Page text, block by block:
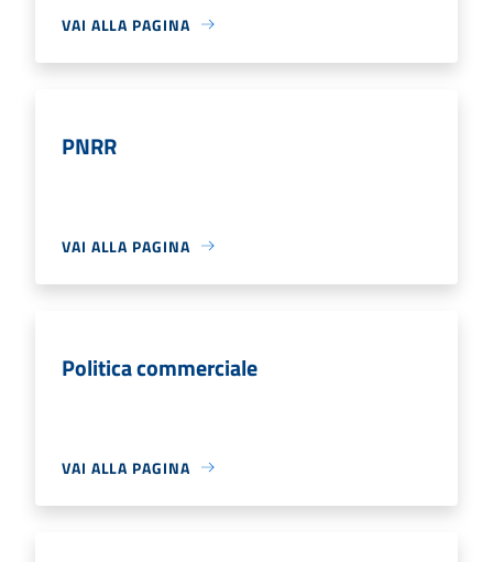
VAI ALLA PAGINA
PNRR
VAI ALLA PAGINA
Politica commerciale
VAI ALLA PAGINA